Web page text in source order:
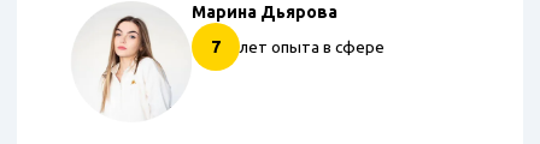
Марина Дьярова
7
лет опыта в сфере